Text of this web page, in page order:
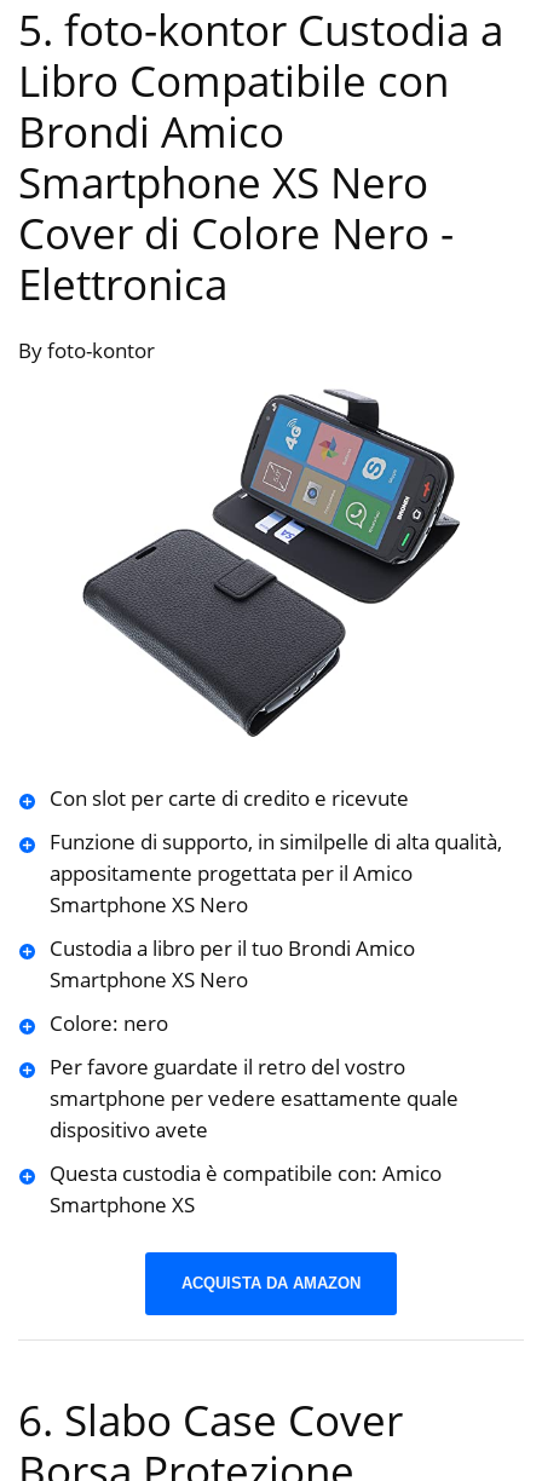
5. foto-kontor Custodia a
Libro Compatibile con
Brondi Amico
Smartphone XS Nero
Cover di Colore Nero -
Elettronica
By foto-kontor
Con slot per carte di credito e ricevute
Funzione di supporto, in similpelle di alta qualità,
appositamente progettata per il Amico
Smartphone XS Nero
Custodia a libro per il tuo Brondi Amico
Smartphone XS Nero
Colore: nero
Per favore guardate il retro del vostro
smartphone per vedere esattamente quale
dispositivo avete
Questa custodia è compatibile con: Amico
Smartphone XS
ACQUISTA DA AMAZON
6. Slabo Case Cover